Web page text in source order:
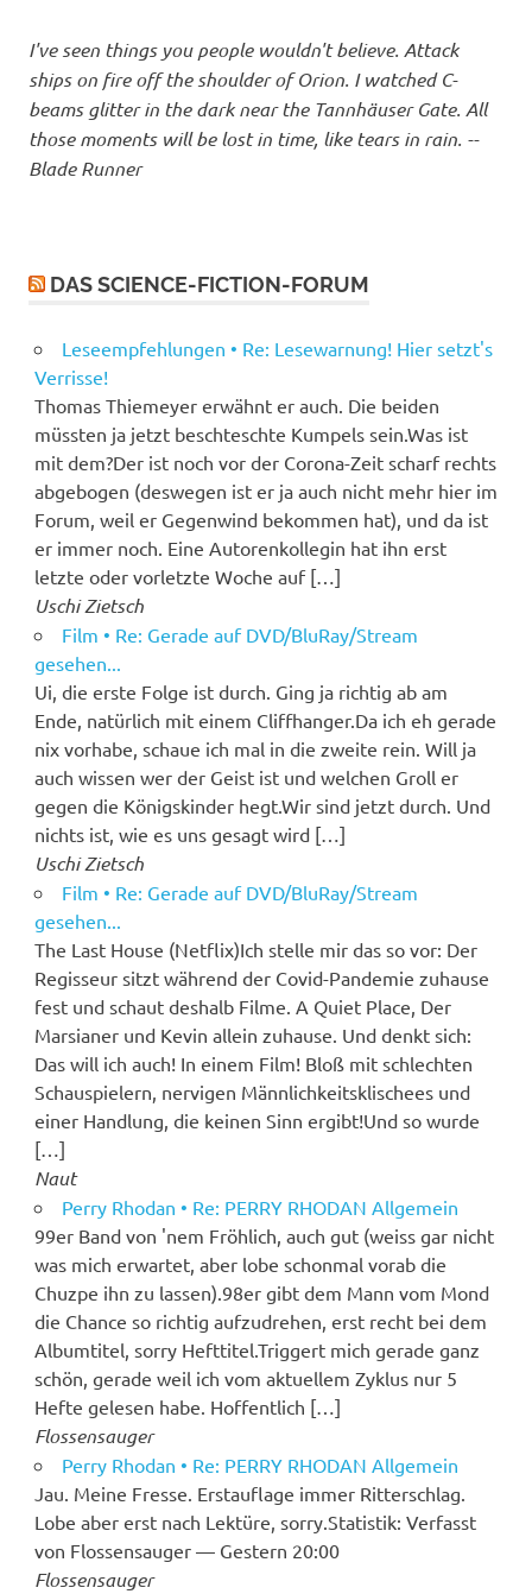
I've seen things you people wouldn't believe. Attack
ships on fire off the shoulder of Orion. I watched C-
beams glitter in the dark near the Tannhäuser Gate. All
those moments will be lost in time, like tears in rain. --
Blade Runner
DAS SCIENCE-FICTION-FORUM
Leseempfehlungen • Re: Lesewarnung! Hier setzt's
Verrisse!
Thomas Thiemeyer erwähnt er auch. Die beiden
müssten ja jetzt beschteschte Kumpels sein.Was ist
mit dem?Der ist noch vor der Corona-Zeit scharf rechts
abgebogen (deswegen ist er ja auch nicht mehr hier im
Forum, weil er Gegenwind bekommen hat), und da ist
er immer noch. Eine Autorenkollegin hat ihn erst
letzte oder vorletzte Woche auf […]
Uschi Zietsch
Film • Re: Gerade auf DVD/BluRay/Stream
gesehen...
Ui, die erste Folge ist durch. Ging ja richtig ab am
Ende, natürlich mit einem Cliffhanger.Da ich eh gerade
nix vorhabe, schaue ich mal in die zweite rein. Will ja
auch wissen wer der Geist ist und welchen Groll er
gegen die Königskinder hegt.Wir sind jetzt durch. Und
nichts ist, wie es uns gesagt wird […]
Uschi Zietsch
Film • Re: Gerade auf DVD/BluRay/Stream
gesehen...
The Last House (Netflix)Ich stelle mir das so vor: Der
Regisseur sitzt während der Covid-Pandemie zuhause
fest und schaut deshalb Filme. A Quiet Place, Der
Marsianer und Kevin allein zuhause. Und denkt sich:
Das will ich auch! In einem Film! Bloß mit schlechten
Schauspielern, nervigen Männlichkeitsklischees und
einer Handlung, die keinen Sinn ergibt!Und so wurde
[…]
Naut
Perry Rhodan • Re: PERRY RHODAN Allgemein
99er Band von 'nem Fröhlich, auch gut (weiss gar nicht
was mich erwartet, aber lobe schonmal vorab die
Chuzpe ihn zu lassen).98er gibt dem Mann vom Mond
die Chance so richtig aufzudrehen, erst recht bei dem
Albumtitel, sorry Hefttitel.Triggert mich gerade ganz
schön, gerade weil ich vom aktuellem Zyklus nur 5
Hefte gelesen habe. Hoffentlich […]
Flossensauger
Perry Rhodan • Re: PERRY RHODAN Allgemein
Jau. Meine Fresse. Erstauflage immer Ritterschlag.
Lobe aber erst nach Lektüre, sorry.Statistik: Verfasst
von Flossensauger — Gestern 20:00
Flossensauger